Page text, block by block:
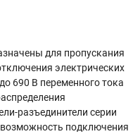
для пропускания
электрических
690 В переменного тока
разъединители серии
подключения